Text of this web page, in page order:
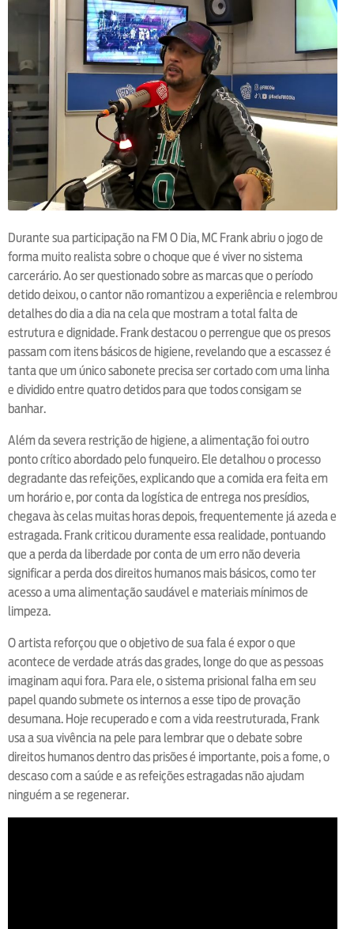
Durante sua participação na FM O Dia, MC Frank abriu o jogo de
forma muito realista sobre o choque que é viver no sistema
carcerário. Ao ser questionado sobre as marcas que o período
detido deixou, o cantor não romantizou a experiência e relembrou
detalhes do dia a dia na cela que mostram a total falta de
estrutura e dignidade. Frank destacou o perrengue que os presos
passam com itens básicos de higiene, revelando que a escassez é
tanta que um único sabonete precisa ser cortado com uma linha
e dividido entre quatro detidos para que todos consigam se
banhar.
Além da severa restrição de higiene, a alimentação foi outro
ponto crítico abordado pelo funqueiro. Ele detalhou o processo
degradante das refeições, explicando que a comida era feita em
um horário e, por conta da logística de entrega nos presídios,
chegava às celas muitas horas depois, frequentemente já azeda e
estragada. Frank criticou duramente essa realidade, pontuando
que a perda da liberdade por conta de um erro não deveria
significar a perda dos direitos humanos mais básicos, como ter
acesso a uma alimentação saudável e materiais mínimos de
limpeza.
O artista reforçou que o objetivo de sua fala é expor o que
acontece de verdade atrás das grades, longe do que as pessoas
imaginam aqui fora. Para ele, o sistema prisional falha em seu
papel quando submete os internos a esse tipo de provação
desumana. Hoje recuperado e com a vida reestruturada, Frank
usa a sua vivência na pele para lembrar que o debate sobre
direitos humanos dentro das prisões é importante, pois a fome, o
descaso com a saúde e as refeições estragadas não ajudam
ninguém a se regenerar.